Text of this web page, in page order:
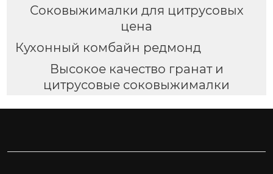
Соковыжималки для цитрусовых
цена
Кухонный комбайн редмонд
Высокое качество гранат и
цитрусовые соковыжималки